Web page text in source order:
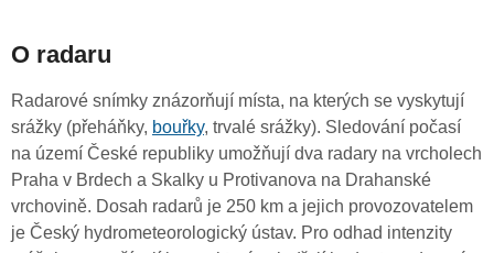
O radaru
Radarové snímky znázorňují místa, na kterých se vyskytují
srážky (přeháňky, bouřky, trvalé srážky). Sledování počasí
na území České republiky umožňují dva radary na vrcholech
Praha v Brdech a Skalky u Protivanova na Drahanské
vrchovině. Dosah radarů je 250 km a jejich provozovatelem
je Český hydrometeorologický ústav. Pro odhad intenzity